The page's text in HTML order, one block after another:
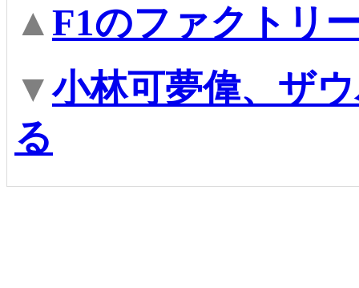
▲F1のファクトリ
▼小林可夢偉、ザ
る